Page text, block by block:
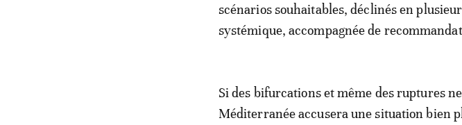
scénarios souhaitables, déclinés en
systémique, accompagnée de
Si des bifurcations et même des ruptures
Méditerranée accusera une situation bien